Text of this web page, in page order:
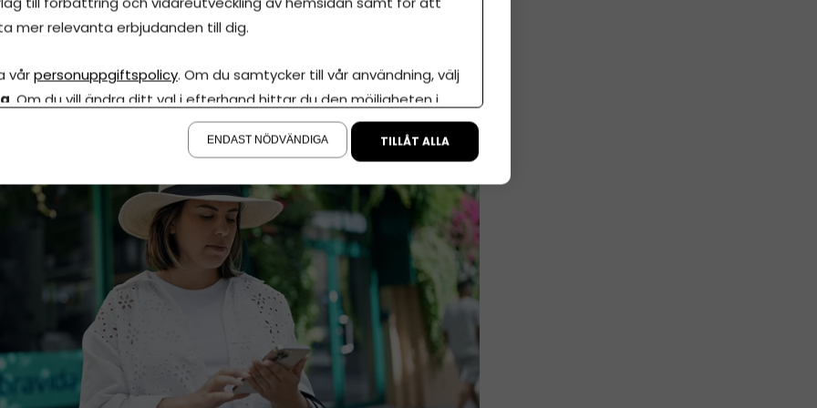
gör!
2026 • Uppdaterades 14 juni, 2026 • 5 minuters läsning
mer relevanta erbjudanden till dig.
vårpersonuppgiftspolicy. Om du samtycker till vår användning, välj
. Om du vill ändra ditt val i efterhand hittar du den möjligheten i
ENDAST NÖDVÄNDIGA TILLÅT ALLA